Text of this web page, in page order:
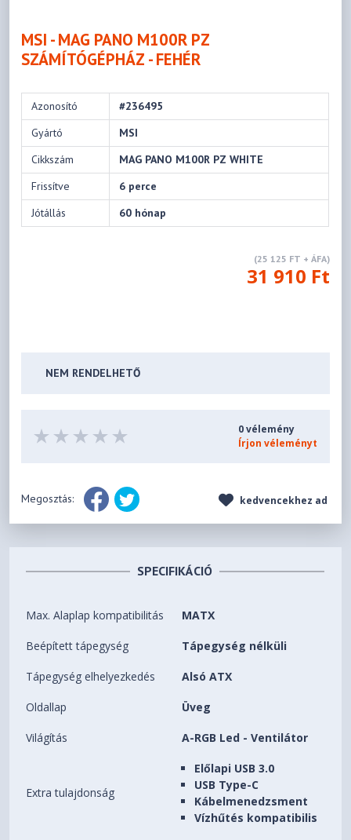
MSI - MAG PANO M100R PZ
SZÁMÍTÓGÉPHÁZ - FEHÉR
Azonosító
#236495
Gyártó
MSI
Cikkszám
MAG PANO M100R PZ WHITE
Frissítve
6 perce
Jótállás
60 hónap
(25 125 FT + ÁFA)
31 910 Ft
NEM RENDELHETŐ
0 vélemény
Írjon véleményt
Megosztás: kedvencekhez ad
SPECIFIKÁCIÓ
Max. Alaplap kompatibilitás MATX
Beépített tápegység Tápegység nélküli
Tápegység elhelyezkedés Alsó ATX
Oldallap Üveg
Világítás A-RGB Led - Ventilátor
Extra tulajdonság
Előlapi USB 3.0
USB Type-C
Kábelmenedzsment
Vízhűtés kompatibilis